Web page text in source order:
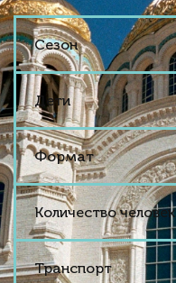
Сезон
Дети
Формат
Количество человек
Транспорт